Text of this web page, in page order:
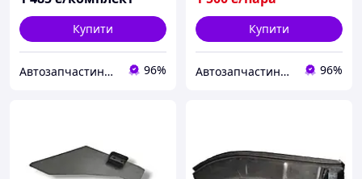
Купити
Автозапчастини adamcompani 96%
Купити
Автозапчастини adamcompani 96%